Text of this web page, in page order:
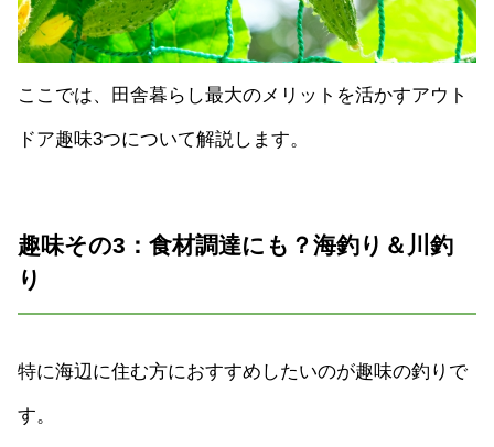
ここでは、田舎暮らし最大のメリットを活かすアウト
ドア趣味3つについて解説します。
趣味その3：食材調達にも？海釣り＆川釣
り
特に海辺に住む方におすすめしたいのが趣味の釣りで
す。